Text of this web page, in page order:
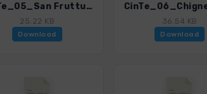
CinTe_05_San Fruttuoso-Portofino.gpx
25.22 KB
Download
36.54 KB
Download